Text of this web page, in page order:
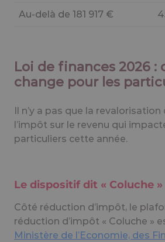
Au-delà de 181 917 €
Loi de finances 2026 :
change pour les
Il n’y a pas que la
l’impôt sur le revenu qui
particuliers cette année.
Le dispositif dit « Coluche »
Côté réduction d’impôt, le
réduction d’impôt « Coluche »
Ministère de l’Economie, des